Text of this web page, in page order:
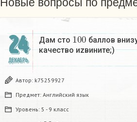
24
ДЕКАБРЬ
Дам сто
100
баллов
качество иzвините;)
Автор: k75259927
Предмет: Английский язык
Уровень: 5 - 9 класс
100